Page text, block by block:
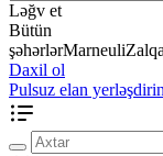
Ləğv et
Bütün
şəhərlərMarneuliZalqa
Daxil ol
Pulsuz elan yerləşdirin